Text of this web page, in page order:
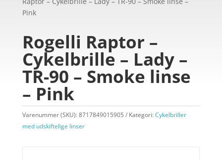
Pink
Rogelli Raptor –
Cykelbrille – Lady –
TR-90 – Smoke linse
– Pink
Varenummer (SKU):8717849015905 Kategori:Cykelbriller
med udskiftelige linser